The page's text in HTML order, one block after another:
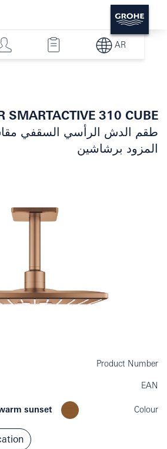
AR
SMARTACTIVE 310 CUBE
المزود برشاشين
Product Number
EAN
Colour
sunset